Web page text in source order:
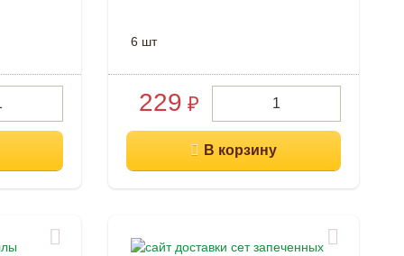
6 шт
229 ₽